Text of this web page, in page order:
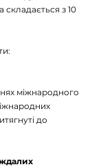
складається з 10
міжнародного
до